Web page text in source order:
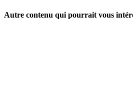
Autre contenu qui pourrait vous